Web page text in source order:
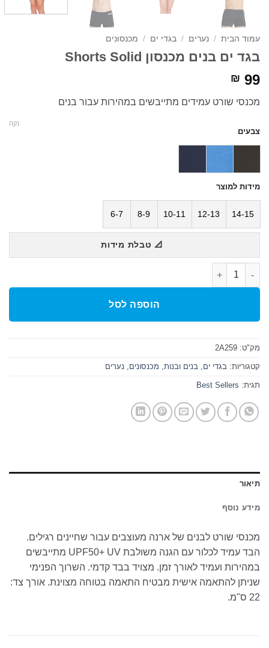
עמוד הבית / נערים / בגדי ים / מכנסונים
בגד ים בנים מכנסון Shorts Solid
₪ 99
מכנסי שורט עמידים מתייבשים במהירות עבור בנים
צבעים
מידות למוצר
14-15
12-13
10-11
8-9
6-7
נקה
📐 טבלת מידות
כמות של בגד ים בנים מכנסון Shorts Solid
הוספה לסל
מק"ט: 2A259
קטגוריות: בגדי ים, בנים ובנות, מכנסונים, נערים
תגית: Best Sellers
תיאור
מידע נוסף
מכנסי שורט לבנים של ארנה מעוצבים עבור שחיינים רגילים.
הבד עמיד לכלור עם הגנה משולבת UPF50+ UV מתייבשים
במהירות ועמיד לאורך זמן. מצויד בבד קדמי. השרוך הפנימי
שניתן להתאמה אישית מבטיח התאמה בטוחה מצוינת. אורך צד:
22 ס"מ.